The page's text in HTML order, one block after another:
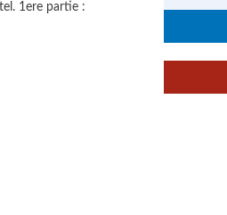
1ere partie :